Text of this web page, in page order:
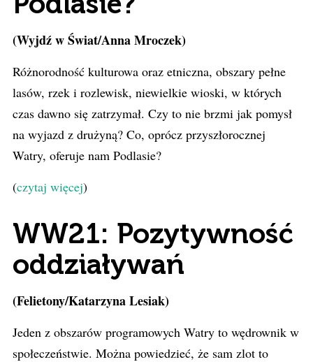
(Wyjdź w Świat/Anna Mroczek)
Różnorodność kulturowa oraz etniczna, obszary pełne
lasów, rzek i rozlewisk, niewielkie wioski, w których
czas dawno się zatrzymał. Czy to nie brzmi jak pomysł
na wyjazd z drużyną? Co, oprócz przyszłorocznej
Watry, oferuje nam Podlasie?
(czytaj więcej)
WW21: Pozytywność
oddziaływań
(Felietony/Katarzyna Lesiak)
Jeden z obszarów programowych Watry to wędrownik w
społeczeństwie. Można powiedzieć, że sam zlot to